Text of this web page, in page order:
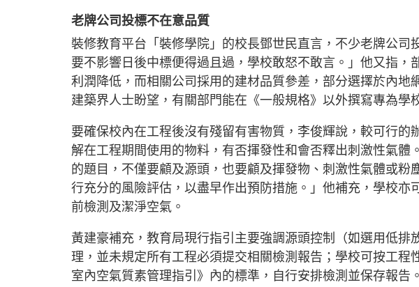
老牌公司投標不在意品質
裝修教育平台「裝修學院」的校長鄧世民直言，不少老牌公司
要不影響日後中標便得過且過，學校敢怒不敢言。」他又指，
利潤降低，而相關公司採用的建材品質參差，部分選擇於內地
建築界人士盼望，有關部門能在《一般規格》以外撰寫專為學
要確保校內在工程後沒有殘留有害物質，李俊輝說，較可行的
解在工程期間使用的物料，有否揮發性和會否釋出刺激性氣體
的題目，不僅要顧及源頭，也要顧及揮發物、刺激性氣體或粉
行充分的風險評估，以盡早作出預防措施。」他補充，學校亦
前檢測及潔淨空氣。
黃建豪補充，教育局現行指引主要強調源頭控制（如選用低排
理，並未規定所有工程必須提交相關檢測報告；學校可按工程
室內空氣質素管理指引》內的標準，自行安排檢測並保存報告